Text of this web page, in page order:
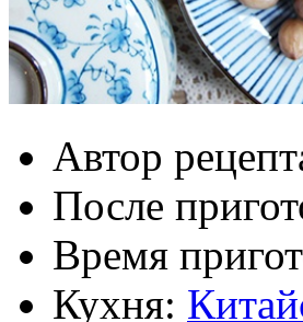
Автор
После
Время
Кухня: